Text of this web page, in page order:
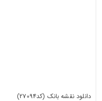
دانلود نقشه بانک (کد27094)